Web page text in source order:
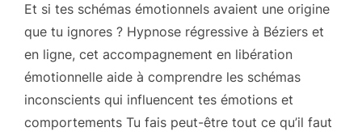
Et si tes schémas émotionnels avaient une origine
que tu ignores ? Hypnose régressive à Béziers et
en ligne, cet accompagnement en libération
émotionnelle aide à comprendre les schémas
inconscients qui influencent tes émotions et
comportements Tu fais peut-être tout ce qu’il faut